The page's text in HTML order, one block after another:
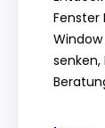
Fenster
Window